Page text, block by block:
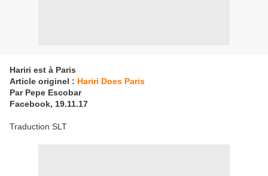
Hariri est à Paris
Article originel : Hariri Does Paris
Par Pepe Escobar
Facebook, 19.11.17
Traduction SLT